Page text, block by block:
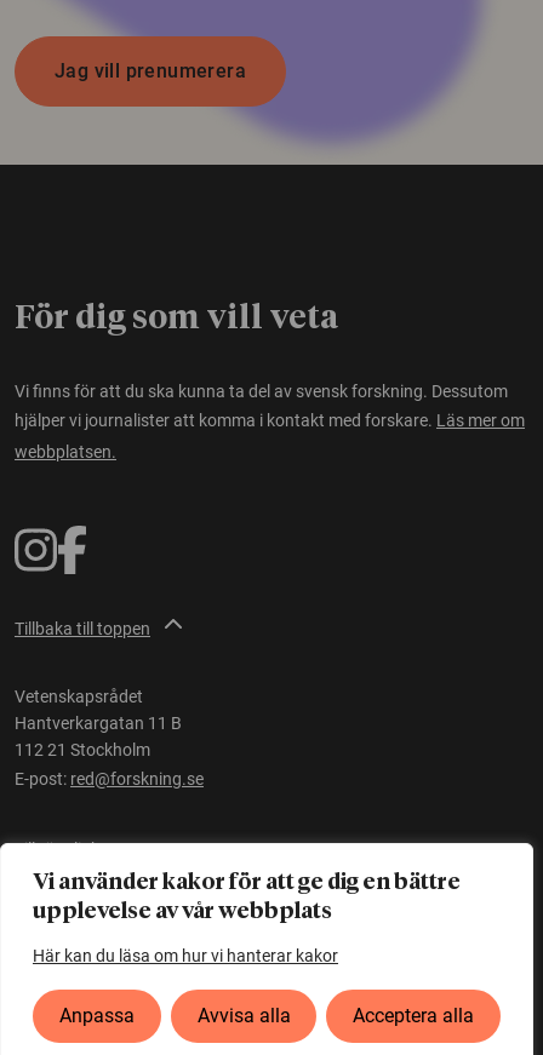
Vi använder kakor för att ge dig en bättre
upplevelse av vår webbplats
Här kan du läsa om hur vi hanterar kakor
Anpassa Avvisa alla Acceptera alla
Jag vill prenumerera
För dig som vill veta
Vi finns för att du ska kunna ta del av svensk forskning. Dessutom
hjälper vi journalister att komma i kontakt med forskare. Läs mer om
webbplatsen.
Tillbaka till toppen
Vetenskapsrådet
Hantverkargatan 11 B
112 21 Stockholm
E-post: red@forskning.se
Tillgänglighet
Ett initiativ avVetenskapsrådet